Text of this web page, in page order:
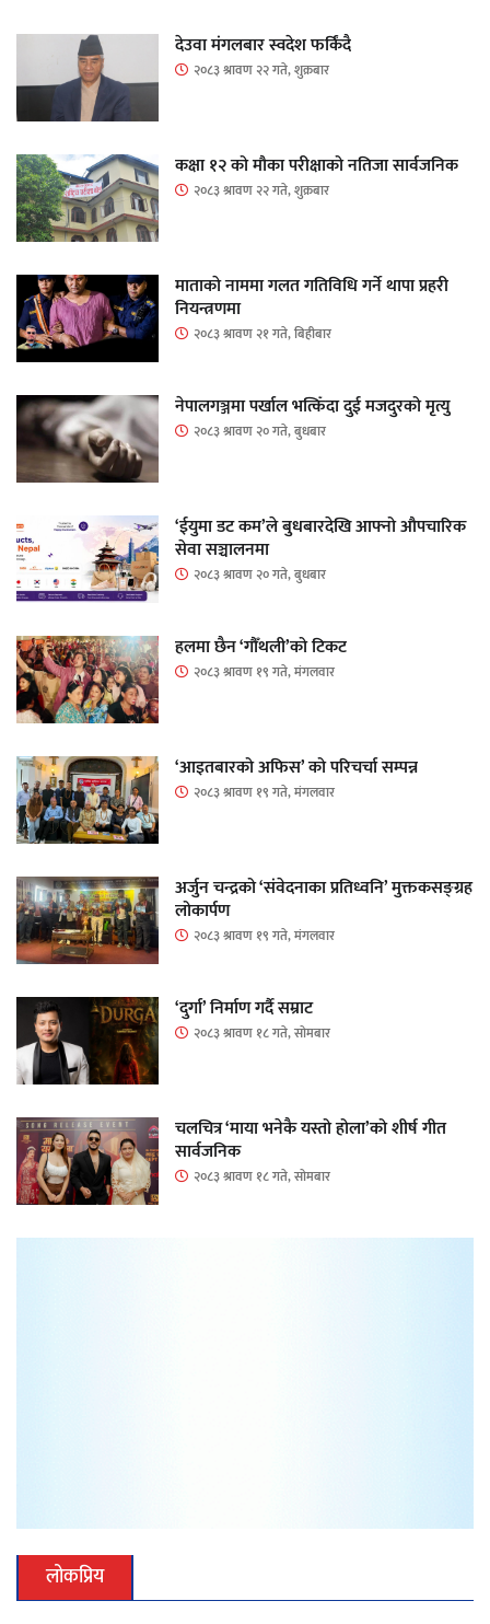
देउवा मंगलबार स्वदेश फर्किंदै
२०८३ श्रावण २२ गते, शुक्रबार
कक्षा १२ को मौका परीक्षाको नतिजा सार्वजनिक
२०८३ श्रावण २२ गते, शुक्रबार
माताकाे नाममा गलत गतिविधि गर्ने थापा प्रहरी
नियन्त्रणमा
२०८३ श्रावण २१ गते, बिहीबार
नेपालगञ्जमा पर्खाल भत्किँदा दुई मजदुरको मृत्यु
२०८३ श्रावण २० गते, बुधबार
‘ईयुमा डट कम’ले बुधबारदेखि आफ्नो औपचारिक
सेवा सञ्चालनमा
२०८३ श्रावण २० गते, बुधबार
हलमा छैन ‘गौँथली’को टिकट
२०८३ श्रावण १९ गते, मंगलवार
‘आइतबारको अफिस’ को परिचर्चा सम्पन्न
२०८३ श्रावण १९ गते, मंगलवार
अर्जुन चन्द्रको ‘संवेदनाका प्रतिध्वनि’ मुक्तकसङ्ग्रह
लोकार्पण
२०८३ श्रावण १९ गते, मंगलवार
‘दुर्गा’ निर्माण गर्दै सम्राट
२०८३ श्रावण १८ गते, सोमबार
चलचित्र ‘माया भनेकै यस्तो होला’को शीर्ष गीत
सार्वजनिक
२०८३ श्रावण १८ गते, सोमबार
लोकप्रिय